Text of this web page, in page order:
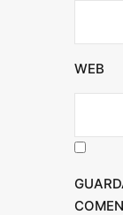
WEB